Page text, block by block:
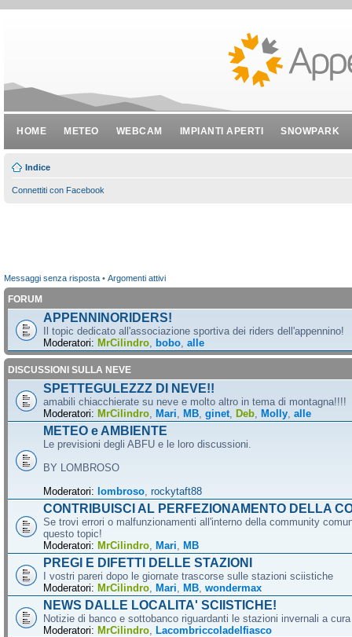
HOME METEO WEBCAM IMPIANTI APERTI SNOWPARK
Indice
Connettiti con Facebook
Messaggi senza risposta • Argomenti attivi
FORUM
APPENNINORIDERS!
Il topic dedicato all'associazione sportiva dei riders dell'appennino!
Moderatori: MrCilindro bobo alle
DISCUSSIONI SULLA NEVE
SPETTEGULEZZZ DI NEVE!!
amabili chiacchierate su neve e molto altro in tema di montagna!!!!
Moderatori: MrCilindro Mari MB ginet Deb Molly alle
METEO e AMBIENTE
Le previsioni degli ABFU e le loro discussioni.
BY LOMBROSO
Moderatori: lombroso rockytaft88
CONTRIBUISCI AL PERFEZIONAMENTO DELLA
Se trovi errori o malfunzionamenti all'interno della community
questo topic!
Moderatori: MrCilindro Mari MB
PREGI E DIFETTI DELLE STAZIONI
I vostri pareri dopo le giornate trascorse sulle stazioni sciistiche
Moderatori: MrCilindro Mari MB wondermax
NEWS DALLE LOCALITA' SCIISTICHE!
Notizie di banco e sottobanco riguardanti le stazioni invernali a
Moderatori: MrCilindro Lacombriccoladelfiasco